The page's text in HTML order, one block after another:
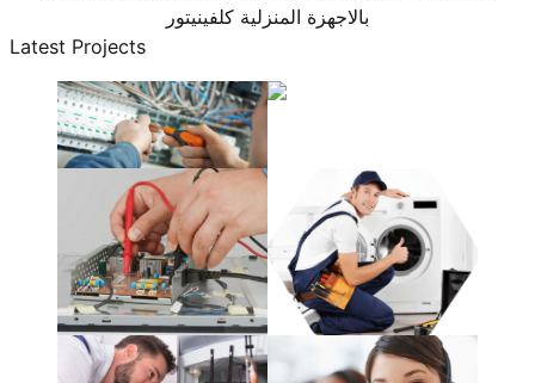
بالاجهزة المنزلية كلفينيتور
Latest Projects